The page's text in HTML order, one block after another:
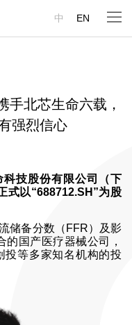
中 EN
手北芯生命六载，
强烈信心
科技股份有限公司（下
式以“688712.SH”为股
储备分数（FFR）及影
国产医疗器械公司，
投等多家知名机构的投